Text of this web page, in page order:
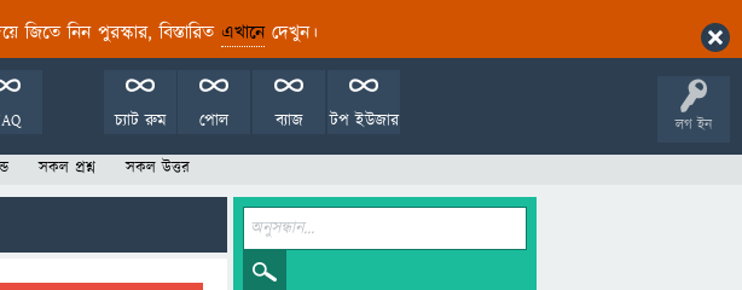
জিতে নিন পুরস্কার, বিস্তারিত এখানেদেখুন।
লগ ইন
টপ ইউজার
ব্যাজ
পোল
চ্যাট রুম
সকল প্রশ্ন সকল উত্তর